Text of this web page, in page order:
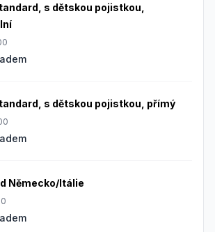
s dětskou pojistkou,
s dětskou pojistkou, přímý
Německo/Itálie